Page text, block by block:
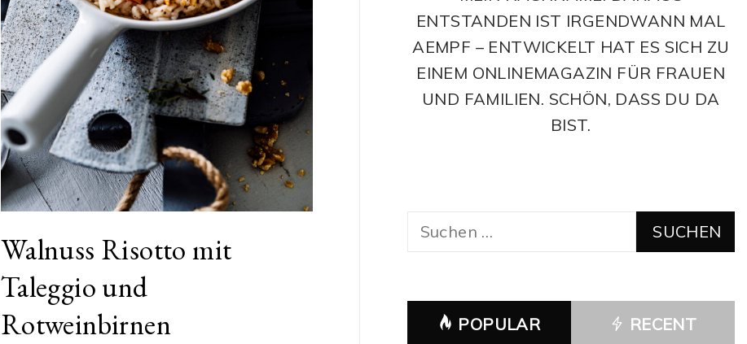
Walnuss Risotto mit
Taleggio und
Rotweinbirnen
ENTSTANDEN IST IRGENDWANN MAL
AEMPF – ENTWICKELT HAT ES SICH ZU
EINEM ONLINEMAGAZIN FÜR FRAUEN
UND FAMILIEN. SCHÖN, DASS DU DA
BIST.
Suchen
POPULAR RECENT